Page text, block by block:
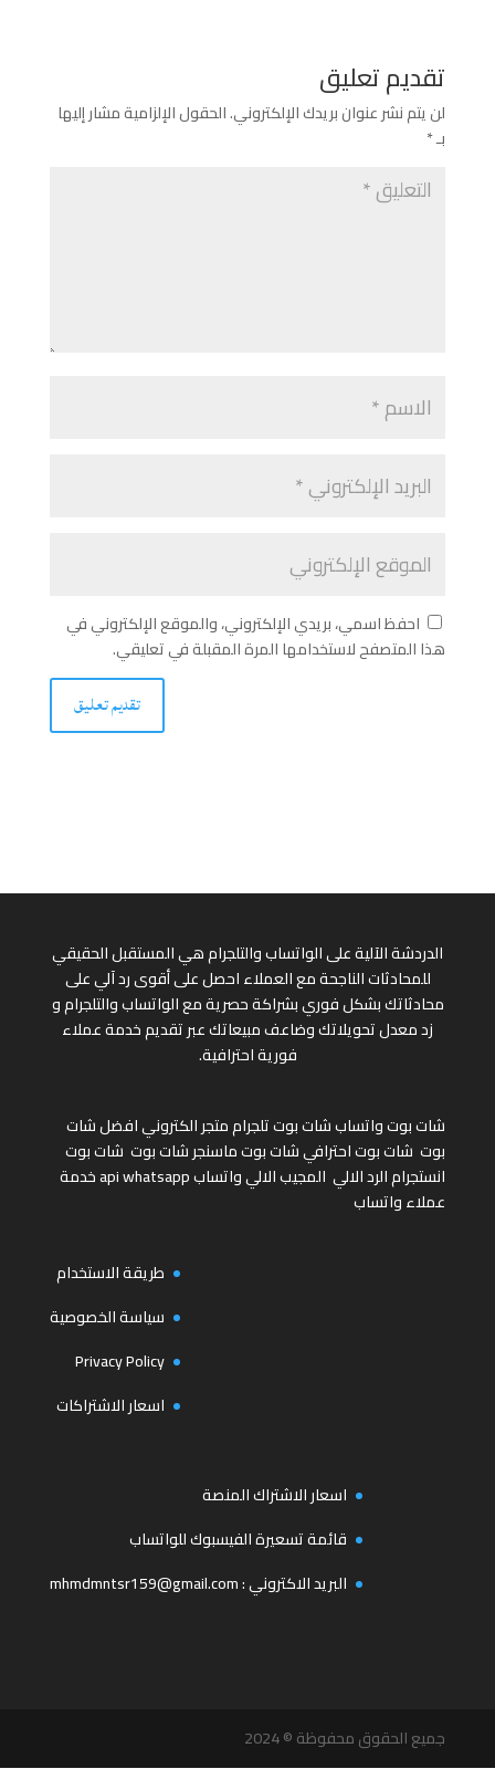
تقديم تعليق
لن يتم نشر عنوان بريدك الإلكتروني.الحقول الإلزامية مشار إليها
بـ*
احفظ اسمي، بريدي الإلكتروني، والموقع الإلكتروني في
هذا المتصفح لاستخدامها المرة المقبلة في تعليقي.
الدردشة الآلية على الواتساب والتلجرام هي المستقبل الحقيقي
للمحادثات الناجحة مع العملاء احصل على أقوى رد آلي على
محادثاتك بشكل فوري بشراكة حصرية مع الواتساب والتلجرام و
زد معدل تحويلاتك وضاعف مبيعاتك عبر تقديم خدمة عملاء
فورية احترافية.
شات بوت واتسابشات بوت تلجراممتجر الكترونيافضل شات
بوت شات بوت احترافيشات بوت ماسنجرشات بوت شات بوت
انستجرامالرد الالي المجيب الالي واتسابapi whatsappخدمة
عملاء واتساب
طريقة الاستخدام
سياسة الخصوصية
Privacy Policy
اسعار الاشتراكات
اسعار الاشتراك المنصة
قائمة تسعيرة الفيسبوك للواتساب
البريد الاكتروني :mhmdmntsr159@gmail.com
جميع الحقوق محفوظة © 2024